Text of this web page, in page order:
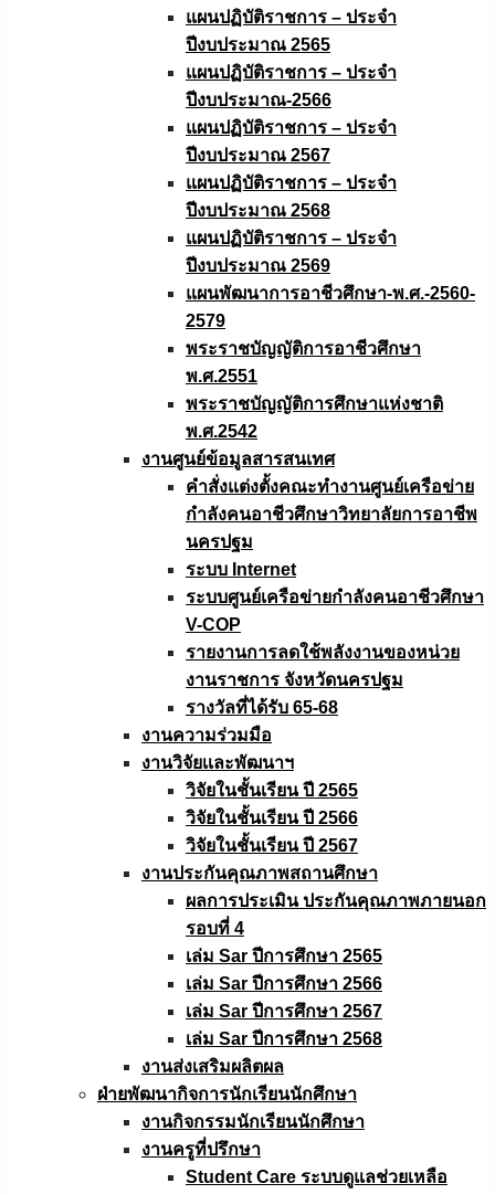
แผนปฏิบัติราชการ – ประจำ
ปีงบประมาณ 2565
แผนปฏิบัติราชการ – ประจำ
ปีงบประมาณ-2566
แผนปฏิบัติราชการ – ประจำ
ปีงบประมาณ 2567
แผนปฏิบัติราชการ – ประจำ
ปีงบประมาณ 2568
แผนปฏิบัติราชการ – ประจำ
ปีงบประมาณ 2569
แผนพัฒนาการอาชีวศึกษา-พ.ศ.-2560-
2579
พระราชบัญญัติการอาชีวศึกษา
พ.ศ.2551
พระราชบัญญัติการศึกษาแห่งชาติ
พ.ศ.2542
งานศูนย์ข้อมูลสารสนเทศ
คำสั่งแต่งตั้งคณะทำงานศูนย์เครือข่าย
กำลังคนอาชีวศึกษาวิทยาลัยการอาชีพ
นครปฐม
ระบบ Internet
ระบบศูนย์เครือข่ายกำลังคนอาชีวศึกษา
V-COP
รายงานการลดใช้พลังงานของหน่วย
งานราชการ จังหวัดนครปฐม
รางวัลที่ได้รับ 65-68
งานความร่วมมือ
งานวิจัยเเละพัฒนาฯ
วิจัยในชั้นเรียน ปี 2565
วิจัยในชั้นเรียน ปี 2566
วิจัยในชั้นเรียน ปี 2567
งานประกันคุณภาพสถานศึกษา
ผลการประเมิน ประกันคุณภาพภายนอก
รอบที่ 4
เล่ม Sar ปีการศึกษา 2565
เล่ม Sar ปีการศึกษา 2566
เล่ม Sar ปีการศึกษา 2567
เล่ม Sar ปีการศึกษา 2568
งานส่งเสริมผลิตผล
ฝ่ายพัฒนากิจการนักเรียนนักศึกษา
งานกิจกรรมนักเรียนนักศึกษา
งานครูที่ปรึกษา
Student Care ระบบดูแลช่วยเหลือ